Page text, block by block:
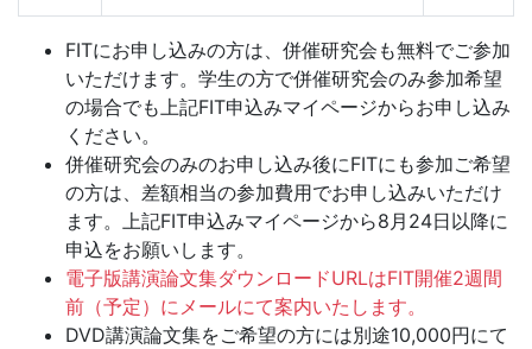
FITにお申し込みの方は、併催研究会も無料でご参加
いただけます。学生の方で併催研究会のみ参加希望
の場合でも上記FIT申込みマイページからお申し込み
ください。
併催研究会のみのお申し込み後にFITにも参加ご希望
の方は、差額相当の参加費用でお申し込みいただけ
ます。上記FIT申込みマイページから8月24日以降に
申込をお願いします。
電子版講演論文集ダウンロードURLはFIT開催2週間
前（予定）にメールにて案内いたします。
DVD講演論文集をご希望の方には別途10,000円にて